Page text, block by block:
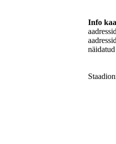
Info